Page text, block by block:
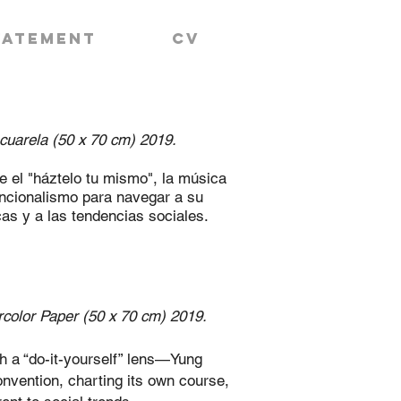
CV
(50 x 70 cm) 2019.
el "háztelo tu mismo", la música
para navegar a su
y a las tendencias sociales.
Paper (50 x 70 cm) 2019.
a “do-it-yourself” lens—Yung
charting its own course,